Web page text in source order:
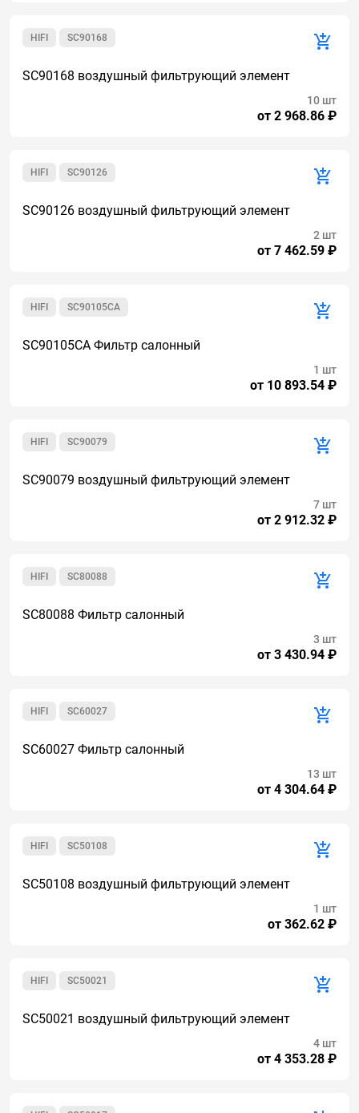
SC90168
HIFI
SC90168 воздушный фильтрующий элемент
от 2 968.86 ₽
10 шт
SC90126
HIFI
SC90126 воздушный фильтрующий элемент
от 7 462.59 ₽
2 шт
SC90105CA
HIFI
SC90105CA Фильтр салонный
от 10 893.54 ₽
1 шт
SC90079
HIFI
SC90079 воздушный фильтрующий элемент
от 2 912.32 ₽
7 шт
SC80088
HIFI
SC80088 Фильтр салонный
от 3 430.94 ₽
3 шт
SC60027
HIFI
SC60027 Фильтр салонный
от 4 304.64 ₽
13 шт
SC50108
HIFI
SC50108 воздушный фильтрующий элемент
от 362.62 ₽
1 шт
SC50021
HIFI
SC50021 воздушный фильтрующий элемент
от 4 353.28 ₽
4 шт